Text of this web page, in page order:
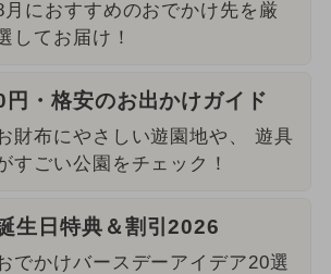
月におすすめのおでかけ先を厳
してお届け！
円・格安のお出かけガイド
財布にやさしい遊園地や、 遊具
すごい公園をチェック！
生日特典＆割引2026
でかけバースデーアイデア20選